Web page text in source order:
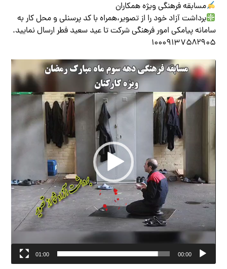
مسابقه فرهنگی ویژه همکاران
برداشت آزاد خود را از تصویر،همراه با کد پرسنلی و محل کار به
سامانه پیامکی امور فرهنگی شرکت تا عید سعید فطر ارسال نمایید.
۱۰۰۰۹۱۳۷۵۸۲۹۰۵
نمایشگر
ویدیو
00:00
01:00